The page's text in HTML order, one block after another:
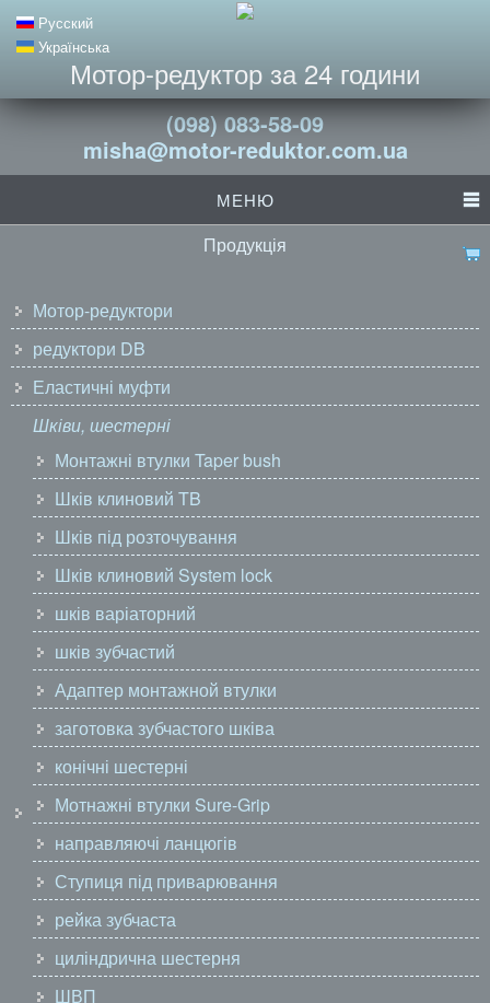
Русский
Українська
Мотор-редуктор за 24 години
(098) 083-58-09
misha@motor-reduktor.com.ua
МЕНЮ
Продукція
Мотор-редуктори
редуктори DB
Еластичні муфти
Шківи, шестерні
Монтажні втулки Taper bush
Шків клиновий TB
Шків під розточування
Шків клиновий System lock
шків варіаторний
шків зубчастий
Адаптер монтажной втулки
заготовка зубчастого шківа
конічні шестерні
Мотнажні втулки Sure-Grip
направляючі ланцюгів
Ступиця під приварювання
рейка зубчаста
циліндрична шестерня
ШВП